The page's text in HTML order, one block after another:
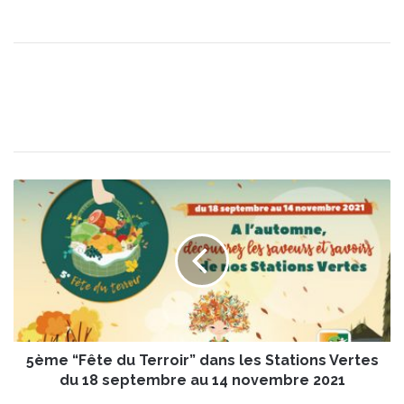
m
e
5ème “Fête du Terroir” dans les Stations Vertes
du 18 septembre au 14 novembre 2021